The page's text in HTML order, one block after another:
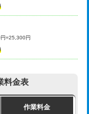
16,500円
現場見積
16,500円+材料費
11,000円+材料費
13,200円
=25,300円
料金表
作業料金